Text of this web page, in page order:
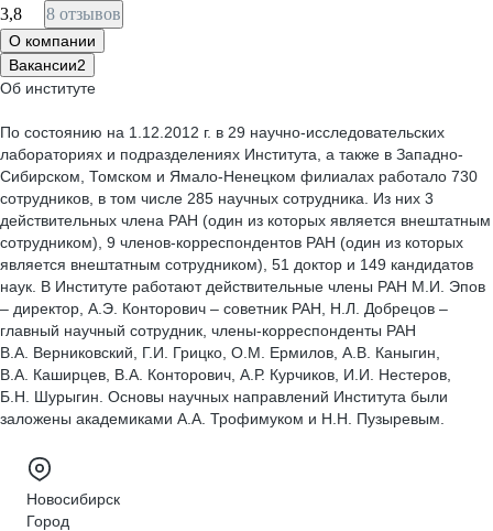
3,8 8 отзывов
О компании
Вакансии2
Об институте
По состоянию на 1.12.2012 г. в 29 научно-исследовательских
лабораториях и подразделениях Института, а также в Западно-
Сибирском, Томском и Ямало-Ненецком филиалах работало 730
сотрудников, в том числе 285 научных сотрудника. Из них 3
действительных члена РАН (один из которых является внештатным
сотрудником), 9 членов-корреспондентов РАН (один из которых
является внештатным сотрудником), 51 доктор и 149 кандидатов
наук. В Институте работают действительные члены РАН М.И. Эпов
– директор, А.Э. Конторович – советник РАН, Н.Л. Добрецов –
главный научный сотрудник, члены-корреспонденты РАН
В.А. Верниковский, Г.И. Грицко, О.М. Ермилов, А.В. Каныгин,
В.А. Каширцев, В.А. Конторович, А.Р. Курчиков, И.И. Нестеров,
Б.Н. Шурыгин. Основы научных направлений Института были
заложены академиками А.А. Трофимуком и Н.Н. Пузыревым.
Новосибирск
Город